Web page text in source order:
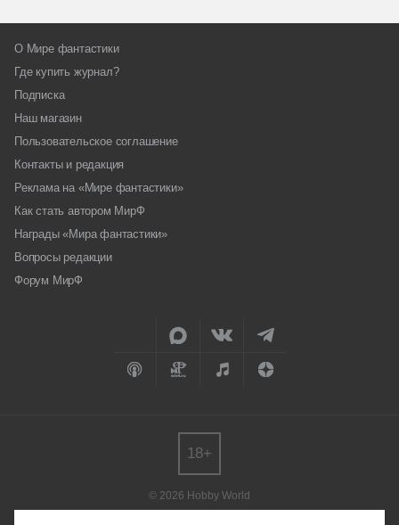
О Мире фантастики
Где купить журнал?
Подписка
Наш магазин
Пользовательское соглашение
Контакты и редакция
Реклама на «Мире фантастики»
Как стать автором МирФ
Награды «Мира фантастики»
Вопросы редакции
Форум МирФ
© 2026 Hobby World
18+